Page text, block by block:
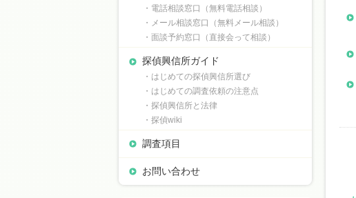
・電話相談窓口（無料電話相談）
・メール相談窓口（無料メール相談）
・面談予約窓口（直接会って相談）
探偵興信所ガイド
・はじめての探偵興信所選び
・はじめての調査依頼の注意点
・探偵興信所と法律
・探偵wiki
調査項目
お問い合わせ